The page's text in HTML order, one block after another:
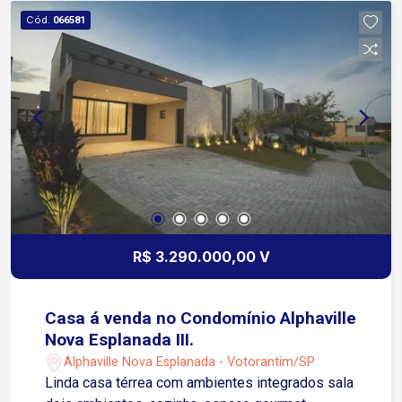
Cód. 066581
R$ 3.290.000,00 V
Casa á venda no Condomínio Alphaville
Nova Esplanada III.
Alphaville Nova Esplanada - Votorantim/SP
Linda casa térrea com ambientes integrados sala